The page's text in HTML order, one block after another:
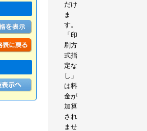
だけ
ま
す。
「印
刷方
式指
定な
し」
は料
金が
加算
され
ませ